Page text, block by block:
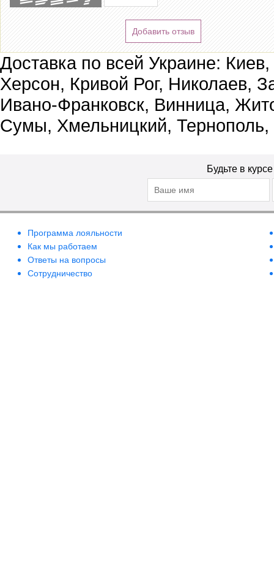
Добавить отзыв
Доставка по всей Украине:
Херсон, Кривой Рог, Николаев,
Ивано-Франковск, Винница,
Сумы, Хмельницкий, Тернополь,
Будьте в
Программа лояльности
Как мы работаем
Ответы на вопросы
Сотрудничество